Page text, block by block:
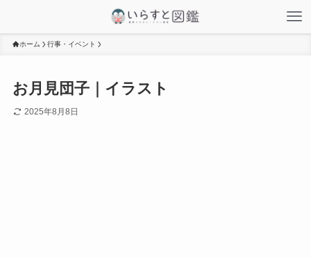
ホーム 行事・イベント
お月見団子｜イラスト
2025年8月8日